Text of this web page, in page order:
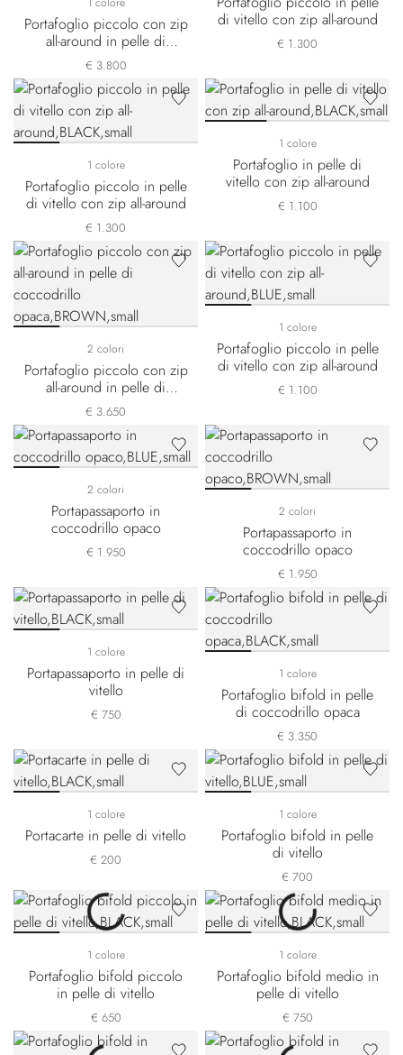
Portafoglio piccolo con zip
all-around in pelle di
coccodrillo opaca
€ 3.800
di vitello con zip all-around
€ 1.300
1 colore
Portafoglio piccolo in pelle
di vitello con zip all-around
€ 1.300
1 colore
Portafoglio in pelle di
vitello con zip all-around
€ 1.100
2 colori
Portafoglio piccolo con zip
all-around in pelle di
coccodrillo opaca
€ 3.650
1 colore
Portafoglio piccolo in pelle
di vitello con zip all-around
€ 1.100
2 colori
Portapassaporto in
coccodrillo opaco
€ 1.950
2 colori
Portapassaporto in
coccodrillo opaco
€ 1.950
1 colore
Portapassaporto in pelle di
vitello
€ 750
1 colore
Portafoglio bifold in pelle
di coccodrillo opaca
€ 3.350
1 colore
Portacarte in pelle di vitello
€ 200
1 colore
Portafoglio bifold in pelle
di vitello
€ 700
1 colore
Portafoglio bifold piccolo
in pelle di vitello
€ 650
1 colore
Portafoglio bifold medio in
pelle di vitello
€ 750